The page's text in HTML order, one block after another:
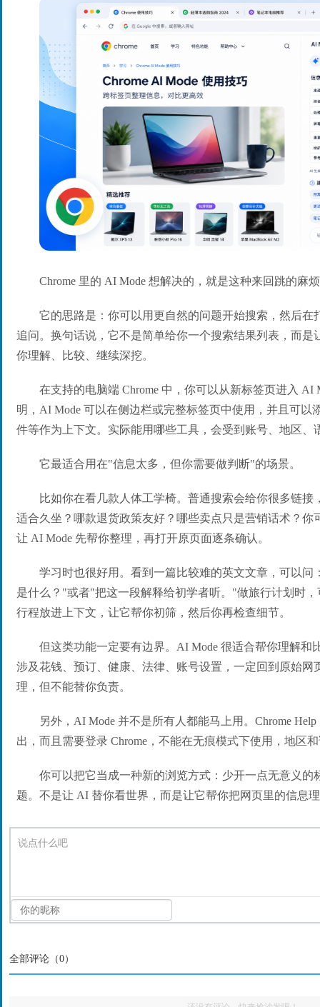
Chrome 里的 AI Mode 想解决的，就是这种来回跳的麻
它的思路是：你可以用更自然的问题开始搜索，然后在
追问。换句话说，它不是简单给你一个搜索结果列表，而是
你理解、比较、继续深挖。
在支持的电脑端 Chrome 中，你可以从新标签页进入 AI
明，AI Mode 可以在侧边栏或完整标签页中使用，并且可以
件等作为上下文。实际能用哪些工具，会受到账号、地区、
它最适合用在"信息太多，但你需要做判断"的场景。
比如你在看几款人体工学椅。普通搜索会给你很多链接
适合久坐？哪款退货政策友好？哪些卖点只是营销话术？你
让 AI Mode 先帮你整理，再打开原页面逐条确认。
学习时也很好用。看到一篇比较难的英文文章，可以问
是什么？"或者"把这一段解释给初学者听。"做旅行计划时
行程放进上下文，让它帮你初筛，然后你再检查细节。
但这类功能一定要有边界。AI Mode 很适合帮你理解和
涉及花钱、预订、健康、法律、账号设置，一定回到原始网
理，但不能替你负责。
另外，AI Mode 并不是所有人都能马上用。Chrome
出，而且需要登录 Chrome，不能在无痕模式下使用，地区
你可以把它当成一种新的浏览方式：少开一点无意义的
题。不是让 AI 替你看世界，而是让它帮你把网页里的信息
说点什么吧
全部评论（0）